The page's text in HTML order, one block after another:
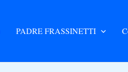
PADRE FRASSINETTI